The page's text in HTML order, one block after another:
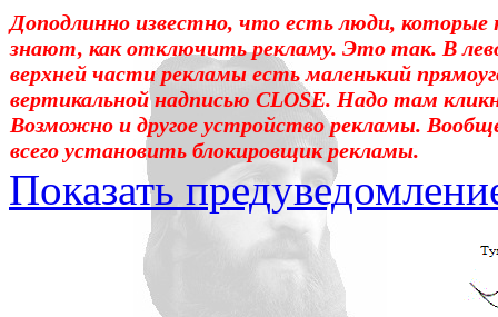
Доподлинно известно, что есть люди, которые
знают, как отключить рекламу. Это так. В
верхней части рекламы есть маленький
вертикальной надписью CLOSE. Надо там
Возможно и другое устройство рекламы.
всего установить блокировщик рекламы.
Показать
Уважаемые! Умоляю: не
отошли от суеты. – Перед